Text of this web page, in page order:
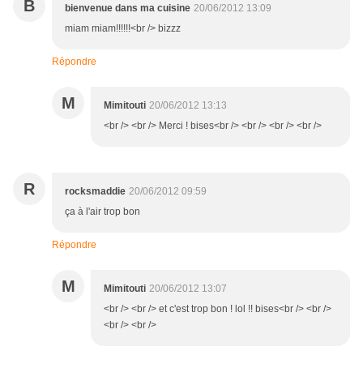
B bienvenue dans ma cuisine 20/06/2012 13:09
miam miam!!!!!!<br /> bizzz
Répondre
M Mimitouti 20/06/2012 13:13
<br /> <br /> Merci ! bises<br /> <br /> <br /> <br />
R rocksmaddie 20/06/2012 09:59
ça à l'air trop bon
Répondre
M Mimitouti 20/06/2012 13:07
<br /> <br /> et c'est trop bon ! lol !! bises<br /> <br />
<br /> <br />